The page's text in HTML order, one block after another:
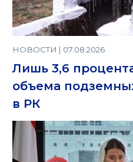
НОВОСТИ | 07.08.2026
Лишь 3,6
объема
в РК